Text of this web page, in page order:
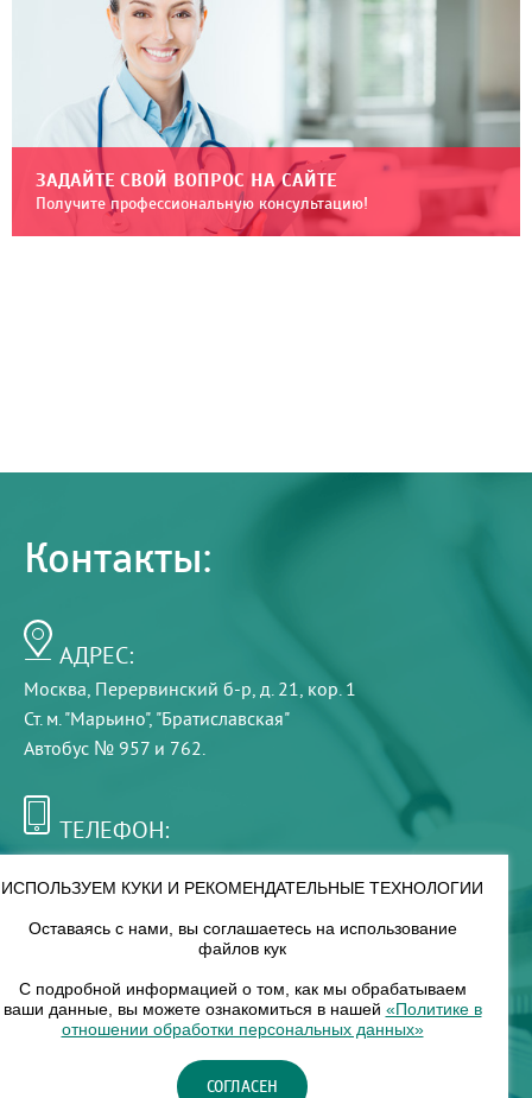
ЗАДАЙТЕ СВОЙ ВОПРОС НА САЙТЕ
Получите профессиональную консультацию!
Контакты:
АДРЕС:
Москва, Перервинский б-р, д. 21, кор. 1
Ст. м. "Марьино", "Братиславская"
Автобус № 957 и 762.
ТЕЛЕФОН:
РЕЖИМ РАБОТЫ:
8 — 18
НАШ ФИЛИАЛ:
Москва, м. Нагорное, Нагорный б-р, д. 19, кор. 1
ИСПОЛЬЗУЕМ КУКИ И РЕКОМЕНДАТЕЛЬНЫЕ ТЕХНОЛОГИИ
Оставаясь с нами, вы соглашаетесь на использование
файлов кук
С подробной информацией о том, как мы обрабатываем
ваши данные, вы можете ознакомиться в нашей «Политике в
отношении обработки персональных данных»
СОГЛАСЕН